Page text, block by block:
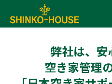
弊社は、
空き家管理